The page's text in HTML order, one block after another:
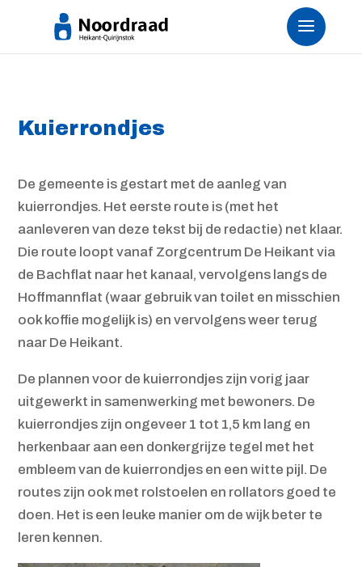
Kuierrondjes
De gemeente is gestart met de aanleg van
kuierrondjes. Het eerste route is (met het
aanleveren van deze tekst bij de redactie) net klaar.
Die route loopt vanaf Zorgcentrum De Heikant via
de Bachflat naar het kanaal, vervolgens langs de
Hoffmannflat (waar gebruik van toilet en misschien
ook koffie mogelijk is) en vervolgens weer terug
naar De Heikant.
De plannen voor de kuierrondjes zijn vorig jaar
uitgewerkt in samenwerking met bewoners. De
kuierrondjes zijn ongeveer 1 tot 1,5 km lang en
herkenbaar aan een donkergrijze tegel met het
embleem van de kuierrondjes en een witte pijl. De
routes zijn ook met rolstoelen en rollators goed te
doen. Het is een leuke manier om de wijk beter te
leren kennen.